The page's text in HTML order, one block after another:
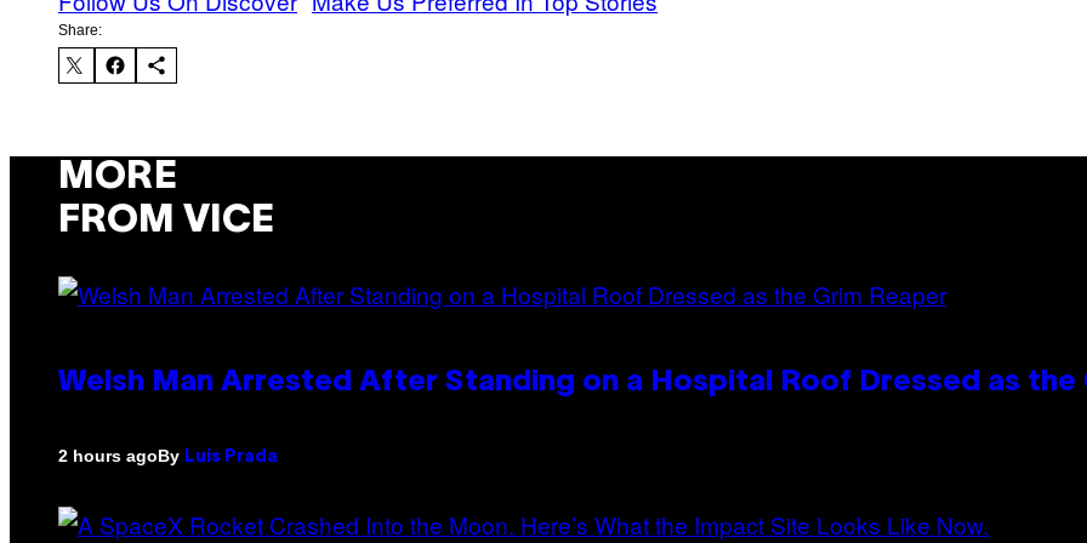
Share:
MORE
FROM VICE
Welsh Man Arrested After Standing on a Hospital Roof Dressed as the
2 hours agoBy Luis Prada